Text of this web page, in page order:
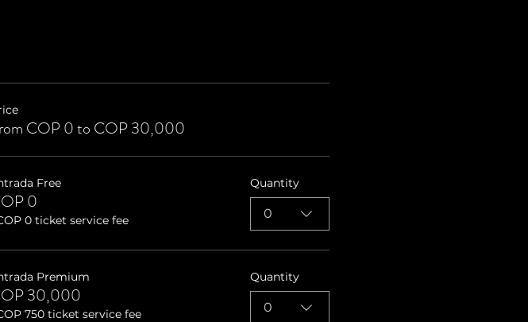
COP 0 to COP 30,000
Free
0
0 ticket service fee
Quantity
0
Premium
30,000
750 ticket service fee
Quantity
0